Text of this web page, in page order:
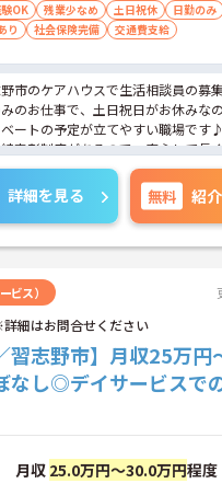
OK 残業少なめ 土日祝休 日勤のみ
り
社会保険完備 交通費支給
市のケアハウスで生活相談員の募
のお仕事で、土日祝日がお休みなの
ートの予定が立てやすい職場です
表彰制度があるので、安心して長
っています◎ご興味のある方は、
伝えしますので、お気軽にご連絡く
詳細を見る 無料 紹
ビス）
細はお問合せください
習志野市】月収25万
なし◎デイサービスで
月収 25.0万円～30.0万円程度